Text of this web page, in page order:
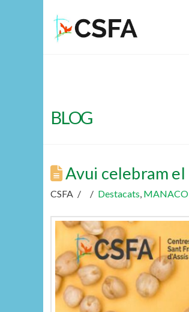
BLOG
Avui celebram
CSFA Destacats,